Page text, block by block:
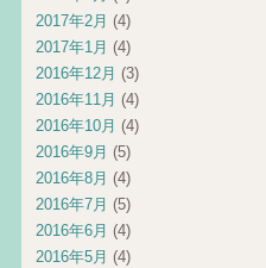
2017年2月 (4)
2017年1月 (4)
2016年12月 (3)
2016年11月 (4)
2016年10月 (4)
2016年9月 (5)
2016年8月 (4)
2016年7月 (5)
2016年6月 (4)
2016年5月 (4)